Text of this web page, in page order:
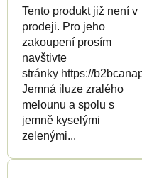
Tento produkt již není v
prodeji. Pro jeho
zakoupení prosím
navštivte
stránky https://
Jemná iluze zralého
melounu a spolu s
jemně kyselými
zelenými...